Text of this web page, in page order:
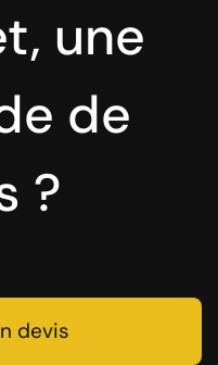
une
de
?
devis